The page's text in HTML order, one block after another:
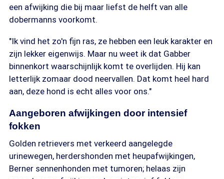
een afwijking die bij maar liefst de helft van alle
dobermanns voorkomt.
"Ik vind het zo'n fijn ras, ze hebben een leuk karakter en
zijn lekker eigenwijs. Maar nu weet ik dat Gabber
binnenkort waarschijnlijk komt te overlijden. Hij kan
letterlijk zomaar dood neervallen. Dat komt heel hard
aan, deze hond is echt alles voor ons."
Aangeboren afwijkingen door intensief
fokken
Golden retrievers met verkeerd aangelegde
urinewegen, herdershonden met heupafwijkingen,
Berner sennenhonden met tumoren; helaas zijn